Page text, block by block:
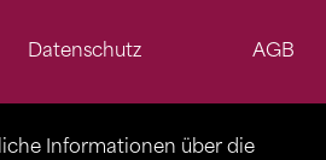
Informationen über die
Datenschutz AGB